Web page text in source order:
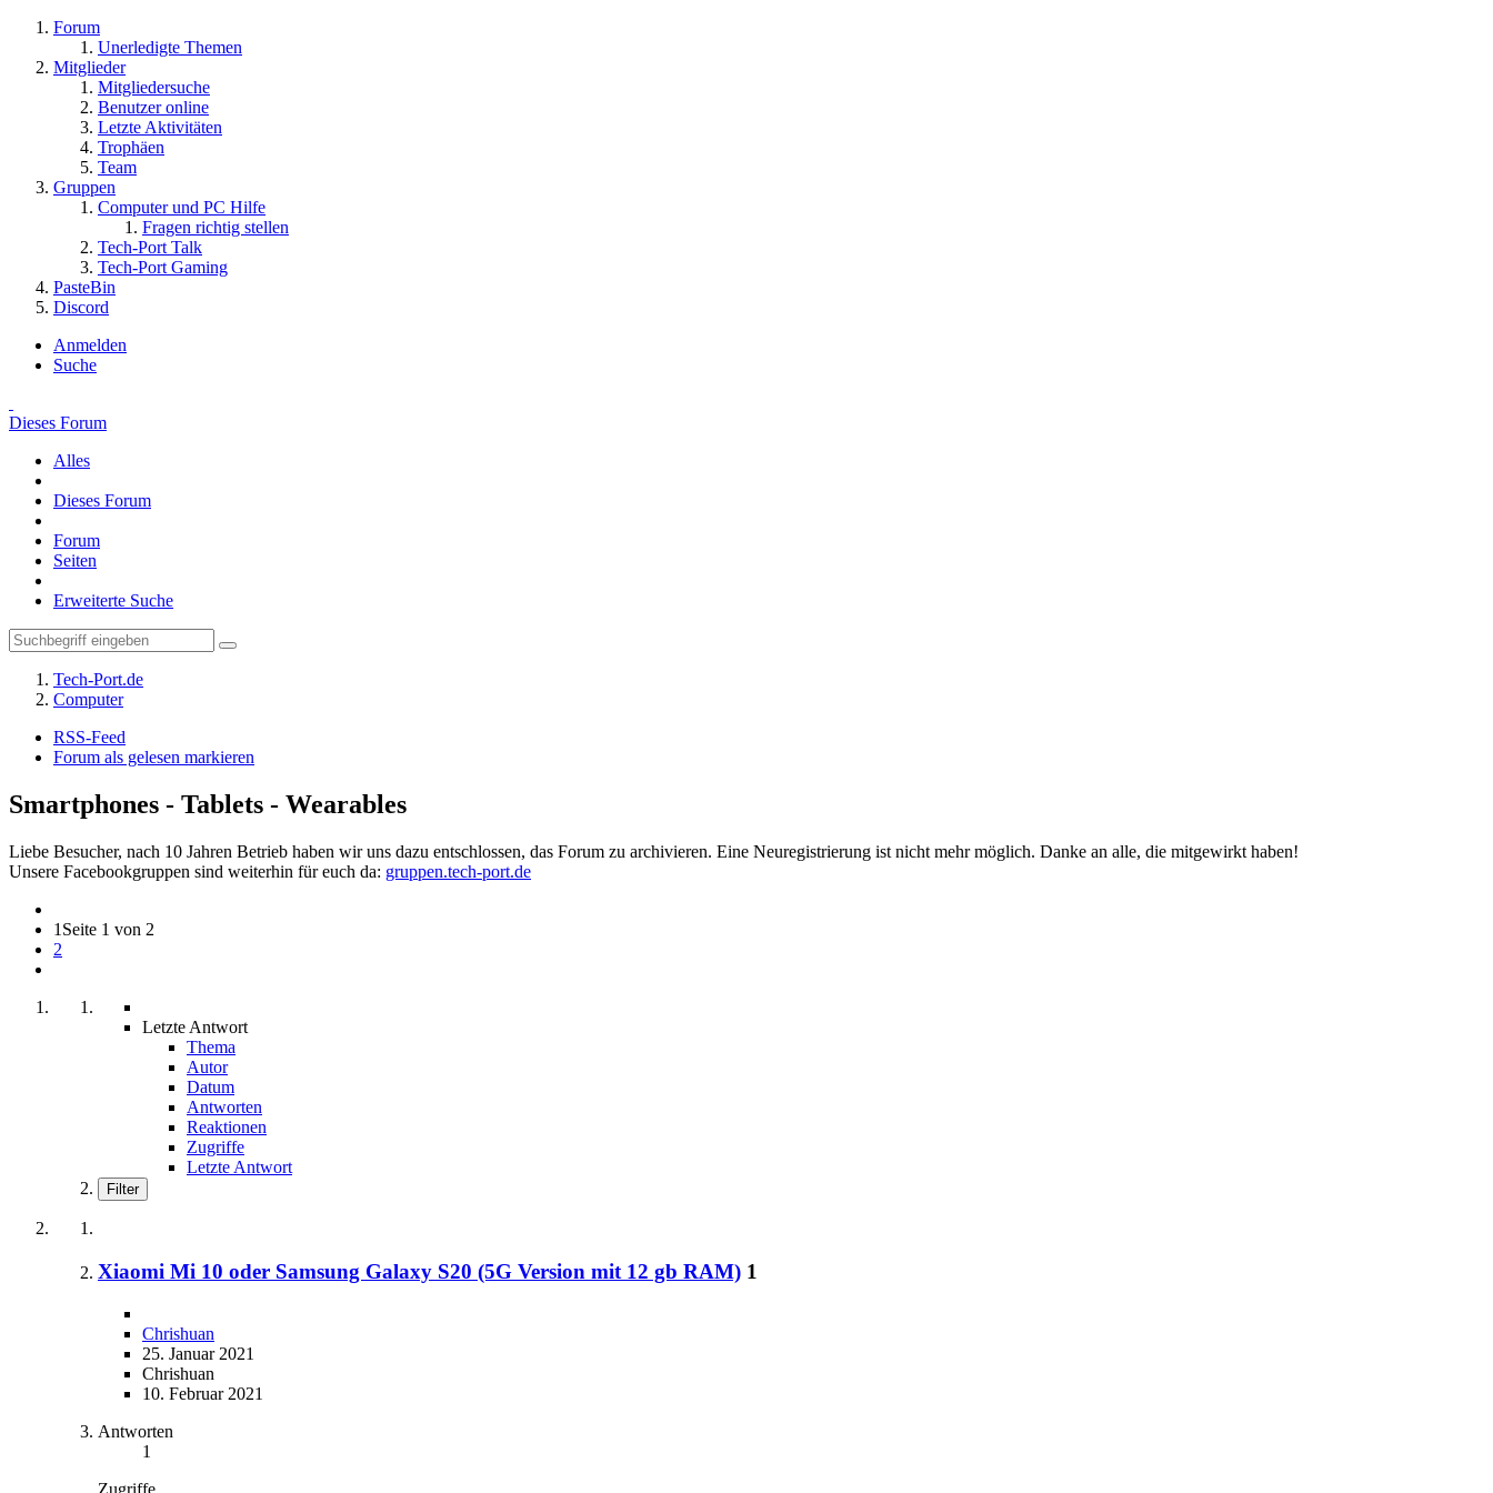
Forum
Unerledigte Themen
Mitglieder
Mitgliedersuche
Benutzer online
Letzte Aktivitäten
Trophäen
Team
Gruppen
Computer und PC Hilfe
Fragen richtig stellen
Tech-Port Talk
Tech-Port Gaming
PasteBin
Discord
Anmelden
Suche
Dieses Forum
Alles
Dieses Forum
Forum
Seiten
Erweiterte Suche
Tech-Port.de
Computer
RSS-Feed
Forum als gelesen markieren
Smartphones - Tablets - Wearables
Liebe Besucher, nach 10 Jahren Betrieb haben wir uns dazu entschlossen, das Forum zu archivieren. Eine Neuregistrierung ist nicht mehr möglich. Danke an alle, die mitgewirkt haben!
Unsere Facebookgruppen sind weiterhin für euch da: gruppen.tech-port.de
1 Seite 1 von 2
2
Letzte Antwort
Thema
Autor
Datum
Antworten
Reaktionen
Zugriffe
Letzte Antwort
Filter
Xiaomi Mi 10 oder Samsung Galaxy S20 (5G Version mit 12 gb RAM) 1
Chrishuan
25. Januar 2021
Chrishuan
10. Februar 2021
Antworten
1